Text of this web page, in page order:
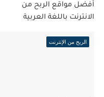
أفضل مواقع الربح من
الانترنت باللغة العربية
الربح من الإنترنت